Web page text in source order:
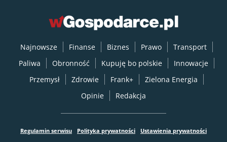
Najnowsze Finanse Biznes Prawo
Transport
Paliwa
Obronność Kupuję bo polskie
Innowacje
Przemysł
Zdrowie Frank+
Zielona Energia
Opinie
Redakcja
Regulamin serwisu Polityka prywatności Ustawienia prywatności